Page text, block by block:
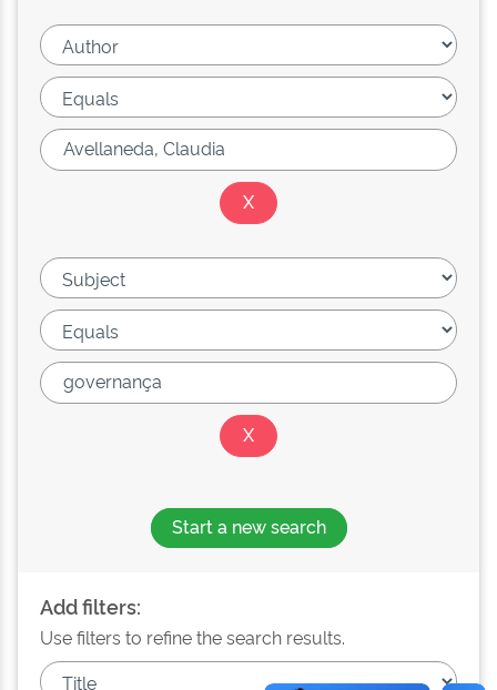
Start a new search
Add filters:
Use filters to refine the search results.